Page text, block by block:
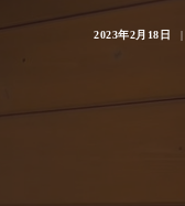
2023年2月18日 |